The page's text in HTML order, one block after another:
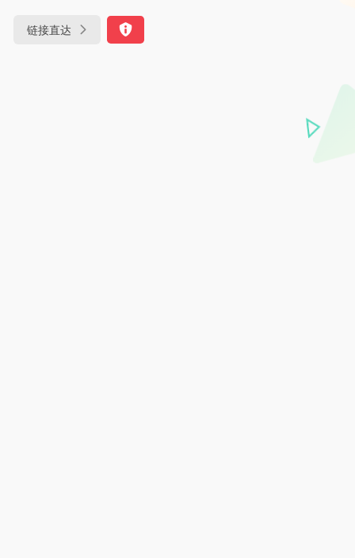
链接直达